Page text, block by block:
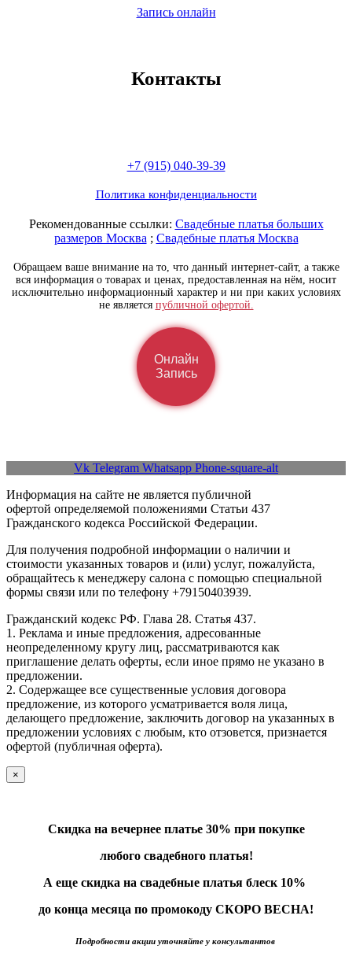
Запись онлайн
Контакты
+7 (915) 040-39-39
Политика конфиденциальности
Рекомендованные ссылки: Свадебные платья больших
размеров Москва ; Свадебные платья Москва
Обращаем ваше внимание на то, что данный интернет-сайт, а также
вся информация о товарах и ценах, предоставленная на нём, носит
исключительно информационный характер и ни при каких условиях
не является публичной офертой.
Онлайн
Запись
Vk Telegram Whatsapp Phone-square-alt
Информация на сайте не является публичной
офертой определяемой положениями Статьи 437
Гражданского кодекса Российской Федерации.
Для получения подробной информации о наличии и
стоимости указанных товаров и (или) услуг, пожалуйста,
обращайтесь к менеджеру салона с помощью специальной
формы связи или по телефону ‪+79150403939.
Гражданский кодекс РФ. Глава 28. Статья 437.
1. Реклама и иные предложения, адресованные
неопределенному кругу лиц, рассматриваются как
приглашение делать оферты, если иное прямо не указано в
предложении.
2. Содержащее все существенные условия договора
предложение, из которого усматривается воля лица,
делающего предложение, заключить договор на указанных в
предложении условиях с любым, кто отзовется, признается
офертой (публичная оферта).
×
Скидка на вечернее платье 30% при покупке
любого свадебного платья!
А еще скидка на свадебные платья блеск 10%
до конца месяца по промокоду СКОРО ВЕСНА!
Подробности акции уточняйте у консультантов